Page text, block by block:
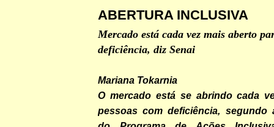
ABERTURA INCLUSIVA
Mercado está cada vez mais aberto
deficiência, diz Senai
Mariana Tokarnia
O mercado está se abrindo cada
pessoas com deficiência, segundo